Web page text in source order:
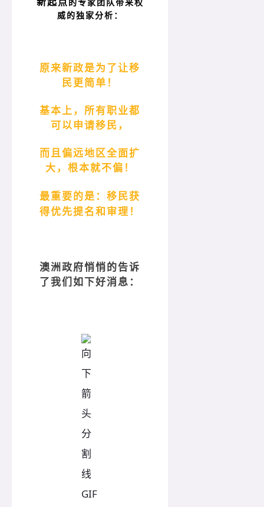
新起点 的专家团队带来权
威的独家分析：
原来新政是为了让移
民更简单！
基本上，所有职业都
可以申请移民，
而且偏远地区全面扩
大，根本就不偏！
最重要的是：移民获
得优先提名和审理！
澳洲政府悄悄的告诉
了我们如下好消息：